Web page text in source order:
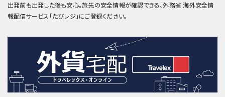
出発前も出発した後も安心。旅先の安全情報が確認できる、外務省 海外安全情
報配信サービス「たびレジ」にご登録ください。